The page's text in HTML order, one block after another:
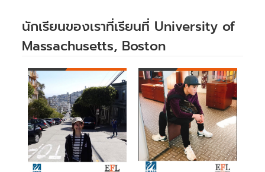
นักเรียนของเราที่เรียนที่ University of
Massachusetts, Boston